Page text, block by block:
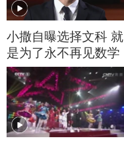
小撒自曝选择文科 就
是为了永不再见数学